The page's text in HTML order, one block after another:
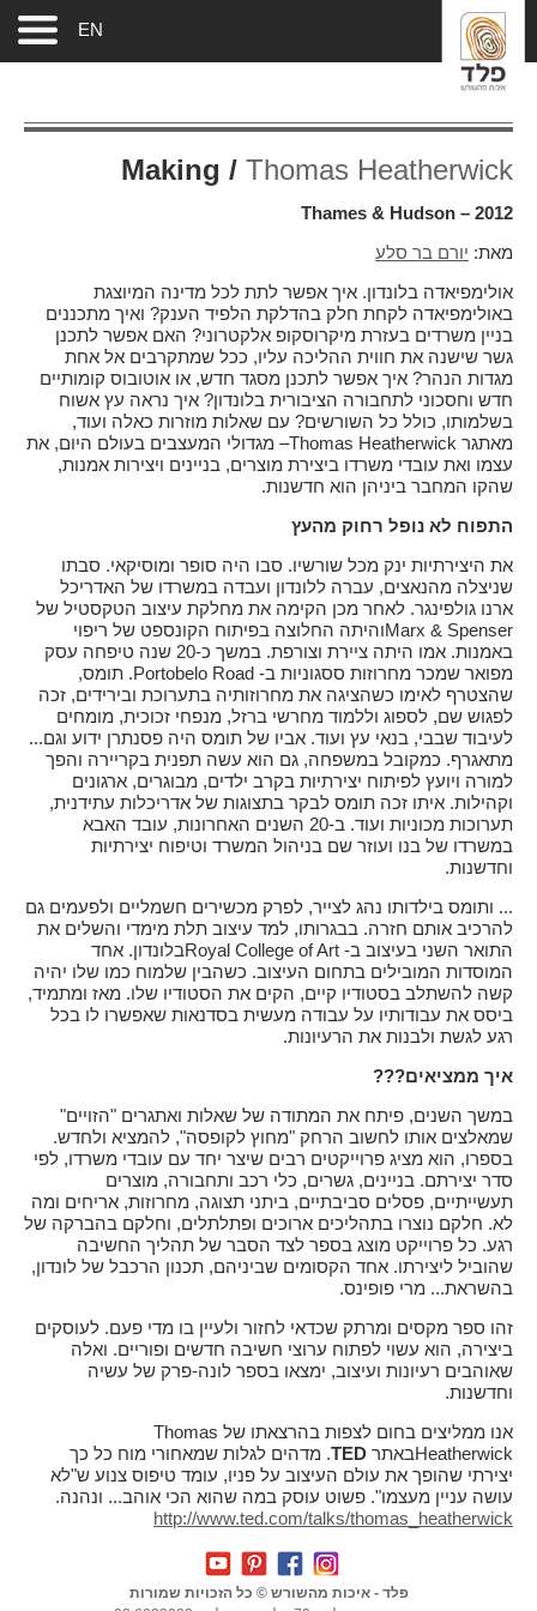
EN
Making / Thomas Heatherwick
Thames & Hudson – 2012
מאת: יורם בר סלע
אולימפיאדה בלונדון. איך אפשר לתת לכל מדינה המיוצגת
באולימפיאדה לקחת חלק בהדלקת הלפיד הענק? ואיך מתכננים
בניין משרדים בעזרת מיקרוסקופ אלקטרוני? האם אפשר לתכנן
גשר שישנה את חווית ההליכה עליו, ככל שמתקרבים אל אחת
מגדות הנהר? איך אפשר לתכנן מסגד חדש, או אוטובוס קומותיים
חדש וחסכוני לתחבורה הציבורית בלונדון? איך נראה עץ אשוח
בשלמותו, כולל כל השורשים? עם שאלות מוזרות כאלה ועוד,
מאתגר Thomas Heatherwick– מגדולי המעצבים בעולם היום, את
עצמו ואת עובדי משרדו ביצירת מוצרים, בניינים ויצירות אמנות,
שהקו המחבר ביניהן הוא חדשנות.
התפוח לא נופל רחוק מהעץ
את היצירתיות ינק מכל שורשיו. סבו היה סופר ומוסיקאי. סבתו
שניצלה מהנאצים, עברה ללונדון ועבדה במשרדו של האדריכל
ארנו גולפינגר. לאחר מכן הקימה את מחלקת עיצוב הטקסטיל של
Marx & Spenserוהיתה החלוצה בפיתוח הקונספט של ריפוי
באמנות. אמו היתה ציירת וצורפת. במשך כ-20 שנה טיפחה עסק
מפואר שמכר מחרוזות ססגוניות ב- Portobelo Road. תומס,
שהצטרף לאימו כשהציגה את מחרוזותיה בתערוכת ובירידים, זכה
לפגוש שם, לספוג וללמוד מחרשי ברזל, מנפחי זכוכית, מומחים
לעיבוד שבבי, בנאי עץ ועוד. אביו של תומס היה פסנתרן ידוע וגם...
מתאגרף. כמקובל במשפחה, גם הוא עשה תפנית בקריירה והפך
למורה ויועץ לפיתוח יצירתיות בקרב ילדים, מבוגרים, ארגונים
וקהילות. איתו זכה תומס לבקר בתצוגות של אדריכלות עתידנית,
תערוכות מכוניות ועוד. ב-20 השנים האחרונות, עובד האבא
במשרדו של בנו ועוזר שם בניהול המשרד וטיפוח יצירתיות
וחדשנות.
... ותומס בילדותו נהג לצייר, לפרק מכשירים חשמליים ולפעמים גם
להרכיב אותם חזרה. בבגרותו, למד עיצוב תלת מימדי והשלים את
התואר השני בעיצוב ב- Royal College of Artבלונדון. אחד
המוסדות המובילים בתחום העיצוב. כשהבין שלמוח כמו שלו יהיה
קשה להשתלב בסטודיו קיים, הקים את הסטודיו שלו. מאז ומתמיד,
ביסס את עבודותיו על עבודה מעשית בסדנאות שאפשרו לו בכל
רגע לגשת ולבנות את הרעיונות.
איך ממציאים???
במשך השנים, פיתח את המתודה של שאלות ואתגרים "הזויים"
שמאלצים אותו לחשוב הרחק "מחוץ לקופסה", להמציא ולחדש.
בספרו, הוא מציג פרוייקטים רבים שיצר יחד עם עובדי משרדו, לפי
סדר יצירתם. בניינים, גשרים, כלי רכב ותחבורה, מוצרים
תעשייתיים, פסלים סביבתיים, ביתני תצוגה, מחרוזות, אריחים ומה
לא. חלקם נוצרו בתהליכים ארוכים ופתלתלים, וחלקם בהברקה של
רגע. כל פרוייקט מוצג בספר לצד הסבר של תהליך החשיבה
שהוביל ליצירתו. אחד הקסומים שביניהם, תכנון הרכבל של לונדון,
בהשראת... מרי פופינס.
זהו ספר מקסים ומרתק שכדאי לחזור ולעיין בו מדי פעם. לעוסקים
ביצירה, הוא עשוי לפתוח ערוצי חשיבה חדשים ופוריים. ואלה
שאוהבים רעיונות ועיצוב, ימצאו בספר לונה-פרק של עשיה
וחדשנות.
אנו ממליצים בחום לצפות בהרצאתו של Thomas
Heatherwickבאתר TED. מדהים לגלות שמאחורי מוח כל כך
יצירתי שהופך את עולם העיצוב על פניו, עומד טיפוס צנוע ש"לא
עושה עניין מעצמו". פשוט עוסק במה שהוא הכי אוהב... ונהנה.
http://www.ted.com/talks/thomas_heatherwick
פלד - איכות מהשורש © כל הזכויות שמורות